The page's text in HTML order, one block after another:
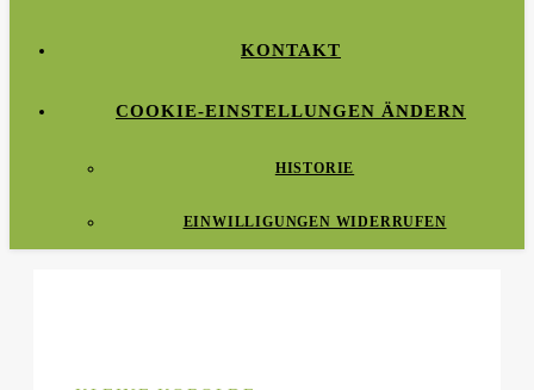
KONTAKT
COOKIE-EINSTELLUNGEN ÄNDERN
HISTORIE
EINWILLIGUNGEN WIDERRUFEN